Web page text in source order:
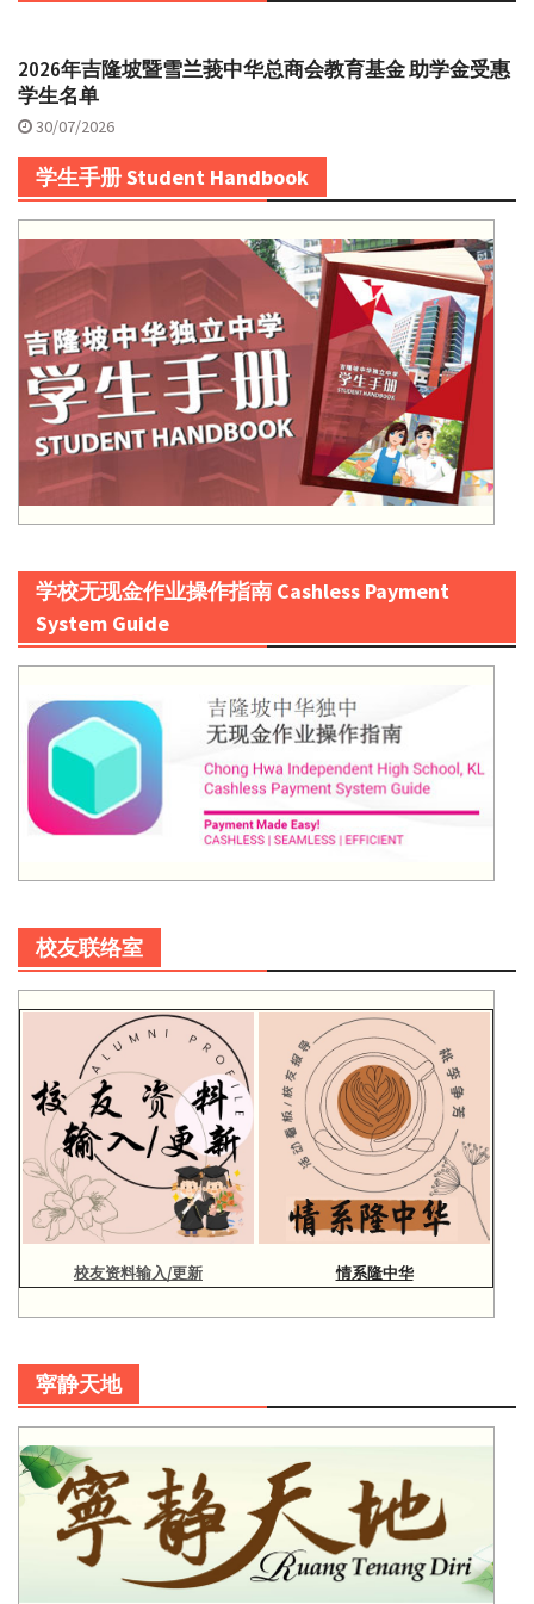
2026年吉隆坡暨雪兰莪中华总商会教育基金 助学金受惠
学生名单
30/07/2026
学生手册 Student Handbook
学校无现金作业操作指南 Cashless Payment
System Guide
校友联络室
校友资料输入/更新 情系隆中华
寜静天地